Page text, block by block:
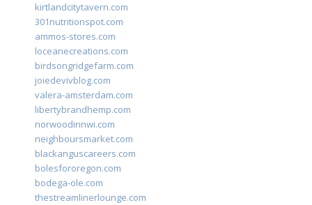
kirtlandcitytavern.com
301nutritionspot.com
ammos-stores.com
loceanecreations.com
birdsongridgefarm.com
joiedevivblog.com
valera-amsterdam.com
libertybrandhemp.com
norwoodinnwi.com
neighboursmarket.com
blackanguscareers.com
bolesfororegon.com
bodega-ole.com
thestreamlinerlounge.com